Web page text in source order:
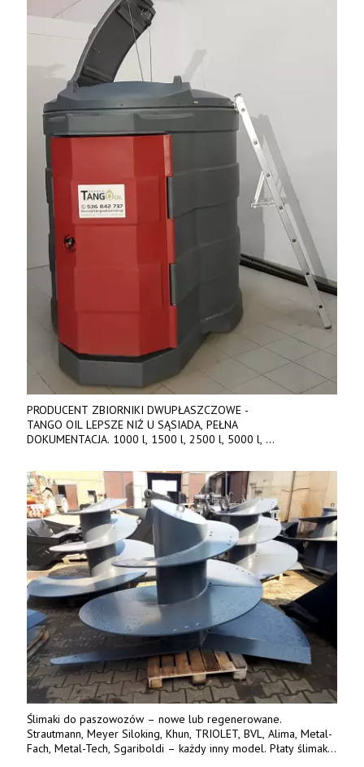
PRODUCENT ZBIORNIKI DWUPŁASZCZOWE -
TANGO OIL LEPSZE NIŻ U SĄSIADA, PEŁNA
DOKUMENTACJA. 1000 l, 1500 l, 2500 l, 5000 l,
842 737, www.tango-oil.pl
Ślimaki do paszowozów – nowe lub regenerowane.
Strautmann, Meyer Siloking, Khun, TRIOLET, BVL, Alima, Metal-
Fach, Metal-Tech, Sgariboldi – każdy inny model. Płaty ślimaka